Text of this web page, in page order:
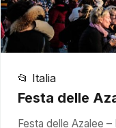
📂 Italia
Festa delle
Festa delle Azalee